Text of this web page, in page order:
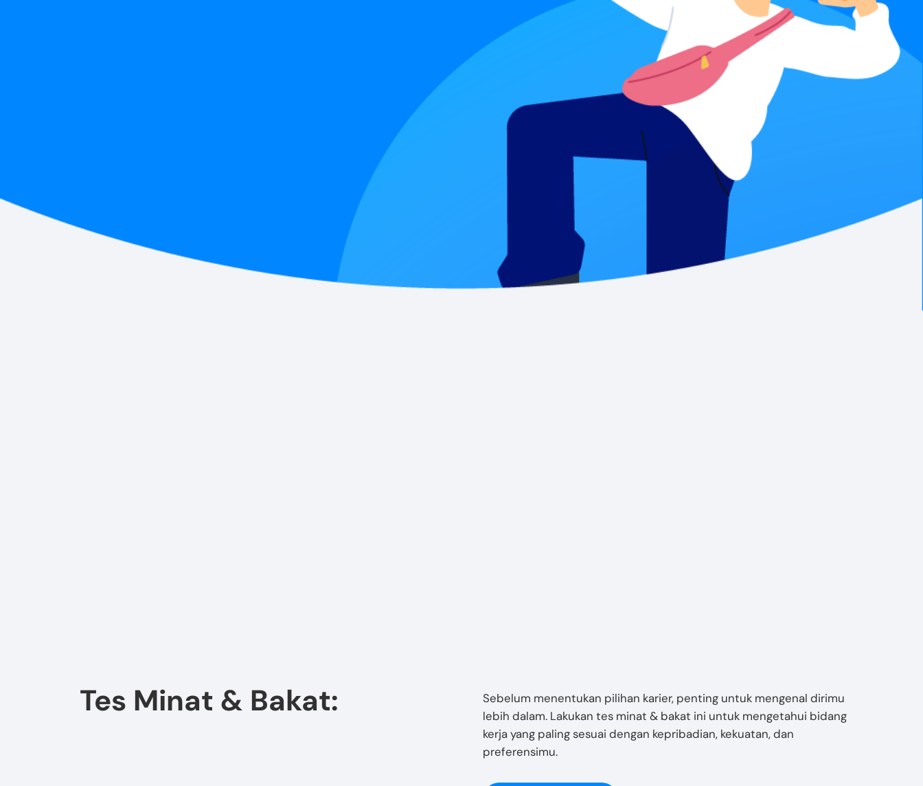
Tes Minat & Bakat:
Sebelum menentukan pilihan karier, penting untuk mengenal dirimu
lebih dalam. Lakukan tes minat & bakat ini untuk mengetahui bidang
kerja yang paling sesuai dengan kepribadian, kekuatan, dan
preferensimu.